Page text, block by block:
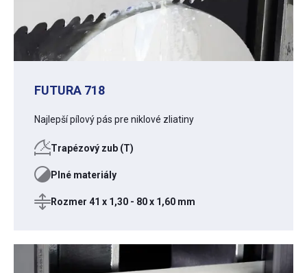
FUTURA 718
Najlepší pílový pás pre niklové zliatiny
Trapézový zub (T)
Plné materiály
Rozmer 41 x 1,30 - 80 x 1,60 mm